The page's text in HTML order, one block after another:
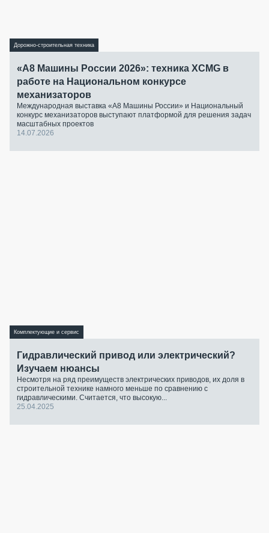
Дорожно-строительная техника
«А8 Машины России 2026»: техника XCMG в
работе на Национальном конкурсе
механизаторов
Международная выставка «А8 Машины России» и Национальный
конкурс механизаторов выступают платформой для решения задач
масштабных проектов
14.07.2026
Комплектующие и сервис
Гидравлический привод или электрический?
Изучаем нюансы
Несмотря на ряд преимуществ электрических приводов, их доля в
строительной технике намного меньше по сравнению с
гидравлическими. Считается, что высокую...
25.04.2025